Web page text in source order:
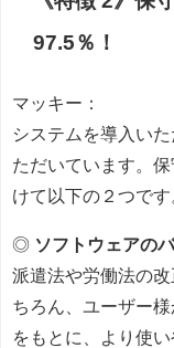
97.5％！
マッキー：
システムを導入い
ただいています。
けて以下の２つです
◎ ソフトウェアの
派遣法や労働法の
ちろん、ユーザー
をもとに、より使